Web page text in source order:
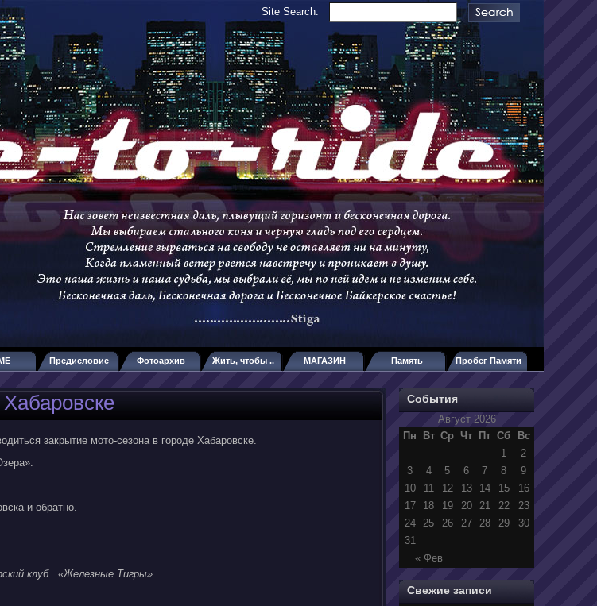
Site Search:
Предисловие Фотоархив Жить, чтобы .. МАГАЗИН Память Пробег Памяти
закрытие мото-сезона в городе Хабаровске.
и обратно.
клуб «Железные Тигры» .
События
Август 2026
Пн
Вт Ср Чт Пт Сб Вс
« Фев
1
2
3
4 5 6 7 8
9
10
11 12 13 14 15
16
17
18 19 20 21 22
23
24
25 26 27 28 29
30
31
Свежие записи